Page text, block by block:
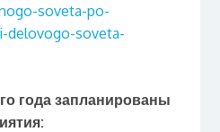
soveta-po-
delovogo-soveta-
года запланированы